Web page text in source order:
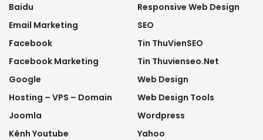
Baidu
Email Marketing
Facebook
Facebook Marketing
Google
Hosting – VPS – Domain
Joomla
Kênh Youtube
Responsive Web Design
SEO
Tin ThuVienSEO
Tin Thuvienseo.net
Web Design
Web Design Tools
Wordpress
Yahoo